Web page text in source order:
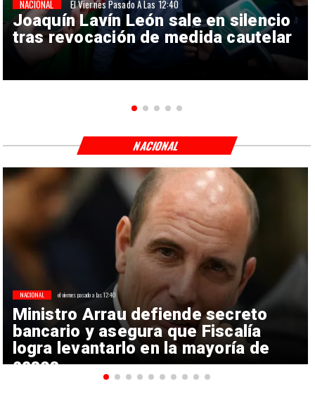
Joaquín Lavín León sale en silencio
tras revocación de medida cautelar
NACIONAL El Viernes Pasado A Las 12:40
Ministro Arrau defiende secreto
bancario y asegura que Fiscalía
logra levantarlo en la mayoría de
casos
NACIONAL el viernes pasado a las 12:40
NACIONAL